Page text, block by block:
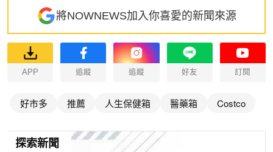
將NOWNEWS加入你喜愛的新聞來源
APP 追蹤 追蹤 好友 訂閱
好市多 推薦 人生保健箱 醫藥箱 Costco
探索新聞